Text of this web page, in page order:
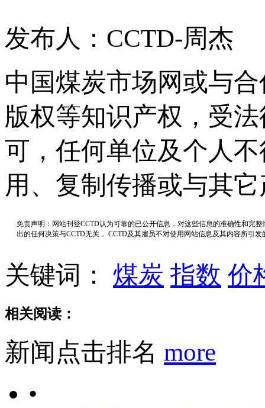
发布人：CCTD-周杰
中国煤炭市场网或与
版权等知识产权，受
可，任何单位及个人
用、复制传播或与其
免责声明：网站刊登CCTD认为可靠的已公开信息，对这些信息的准确性和完
出的任何决策与CCTD无关， CCTD及其雇员不对使用网站信息及其内容所引
关键词： 煤炭 指数 价
相关阅读：
新闻点击排名 more
•